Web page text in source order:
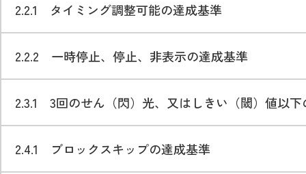
2.2.1 タイミング調整可能の達成基準
2.2.2 一時停止、停止、非表示の達成基準
2.3.1 3回のせん（閃）光、又はしきい（閾）値以下
2.4.1 ブロックスキップの達成基準